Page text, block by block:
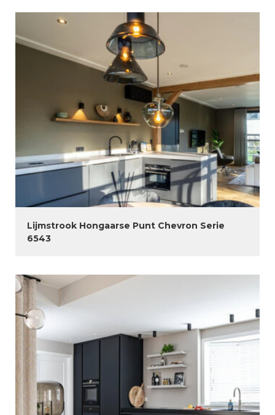
Lijmstrook Hongaarse Punt Chevron Serie
6543